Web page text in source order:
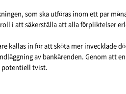
som ska utföras inom ett par
i att säkerställa att alla förpliktelser
kallas in för att sköta mer invecklade
av bankärenden. Genom att
potentiell tvist.